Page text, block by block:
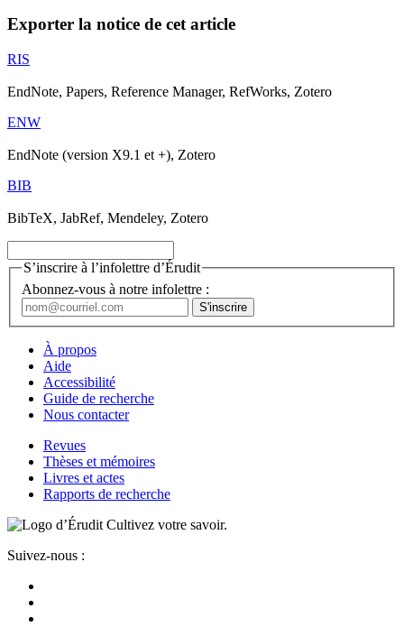
Exporter la notice de cet article
RIS
EndNote, Papers, Reference Manager, RefWorks, Zotero
ENW
EndNote (version X9.1 et +), Zotero
BIB
BibTeX, JabRef, Mendeley, Zotero
S’inscrire à l’infolettre d’Érudit
Abonnez-vous à notre infolettre :
À propos
Aide
Accessibilité
Guide de recherche
Nous contacter
Revues
Thèses et mémoires
Livres et actes
Rapports de recherche
Cultivez votre savoir.
Suivez-nous :